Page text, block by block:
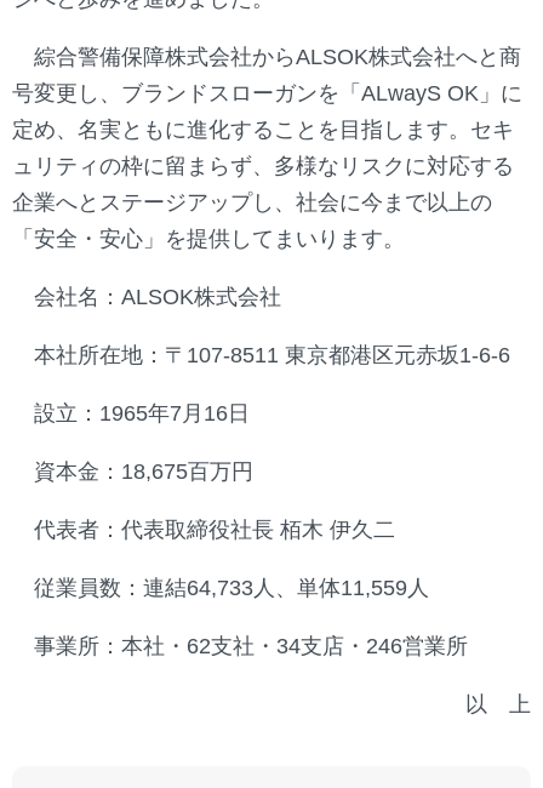
綜合警備保障株式会社からALSOK株式会社へと商
号変更し、ブランドスローガンを「ALwayS OK」に
定め、名実ともに進化することを目指します。セキ
ュリティの枠に留まらず、多様なリスクに対応する
企業へとステージアップし、社会に今まで以上の
「安全・安心」を提供してまいります。
会社名：ALSOK株式会社
本社所在地：〒107-8511 東京都港区元赤坂1-6-6
設立：1965年7月16日
資本金：18,675百万円
代表者：代表取締役社長 栢木 伊久二
従業員数：連結64,733人、単体11,559人
事業所：本社・62支社・34支店・246営業所
以 上